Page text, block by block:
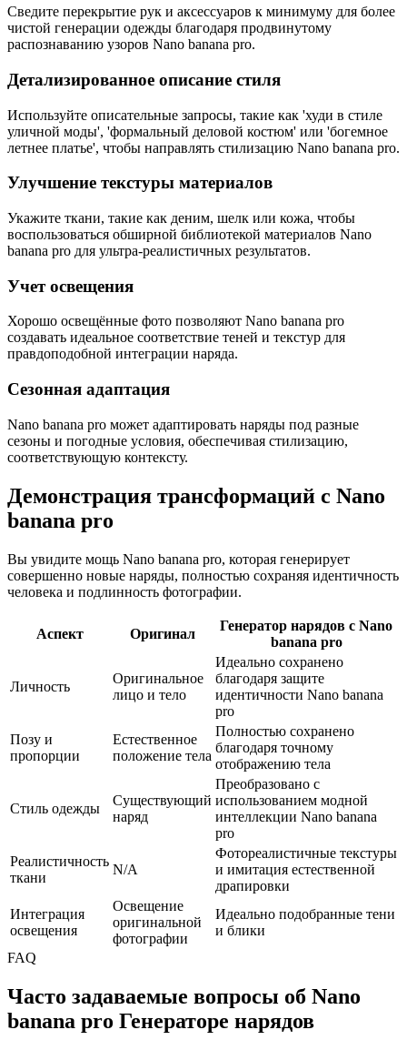
Сведите перекрытие рук и аксессуаров к минимуму для более
чистой генерации одежды благодаря продвинутому
распознаванию узоров Nano banana pro.
Детализированное описание стиля
Используйте описательные запросы, такие как 'худи в стиле
уличной моды', 'формальный деловой костюм' или 'богемное
летнее платье', чтобы направлять стилизацию Nano banana pro.
Улучшение текстуры материалов
Укажите ткани, такие как деним, шелк или кожа, чтобы
воспользоваться обширной библиотекой материалов Nano
banana pro для ультра-реалистичных результатов.
Учет освещения
Хорошо освещённые фото позволяют Nano banana pro
создавать идеальное соответствие теней и текстур для
правдоподобной интеграции наряда.
Сезонная адаптация
Nano banana pro может адаптировать наряды под разные
сезоны и погодные условия, обеспечивая стилизацию,
соответствующую контексту.
Демонстрация трансформаций с Nano
banana pro
Вы увидите мощь Nano banana pro, которая генерирует
совершенно новые наряды, полностью сохраняя идентичность
человека и подлинность фотографии.
Аспект Оригинал
Генератор нарядов с Nano
banana pro
Личность
Оригинальное
лицо и тело
Идеально сохранено
благодаря защите
идентичности Nano banana
pro
Позу и
пропорции
Естественное
положение тела
Полностью сохранено
благодаря точному
отображению тела
Стиль одежды
Существующий
наряд
Преобразовано с
использованием модной
интеллекции Nano banana
pro
Реалистичность
ткани
N/A
Фотореалистичные текстуры
и имитация естественной
драпировки
Интеграция
освещения
Освещение
оригинальной
фотографии
Идеально подобранные тени
и блики
FAQ
Часто задаваемые вопросы об Nano
banana pro Генераторе нарядов